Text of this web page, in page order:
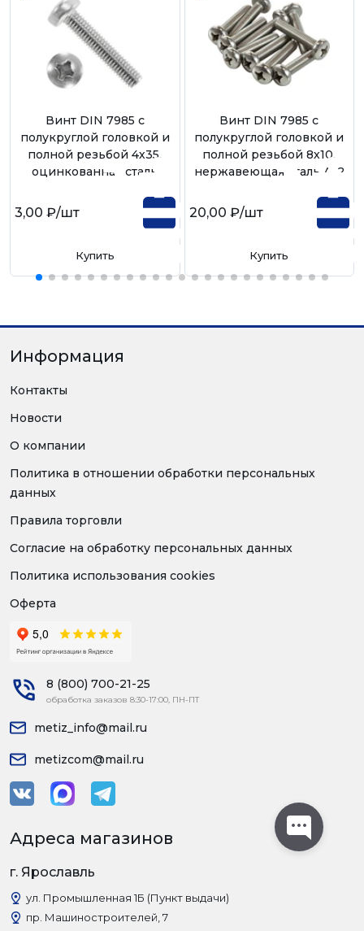
Винт DIN 7985 с
полукруглой головкой и
полной резьбой 4х35,
оцинкованная сталь
3,00 ₽/шт
Купить
Винт DIN 7985 с
полукруглой головкой и
полной резьбой 8х10,
нержавеющая сталь А-2
20,00 ₽/шт
Купить
Информация
Контакты
Новости
О компании
Политика в отношении обработки персональных
данных
Правила торговли
Согласие на обработку персональных данных
Политика использования cookies
Оферта
8 (800) 700-21-25
обработка заказов 8:30-17:00, ПН-ПТ
metiz_info@mail.ru
metizcom@mail.ru
Адреса магазинов
г. Ярославль
ул. Промышленная 1Б (Пункт выдачи)
пр. Машиностроителей, 7